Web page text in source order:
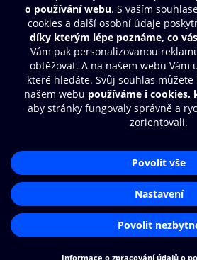
Moje O2 Knihovna
Další zábava
© O2 Czech Republic a.s.
Přístupnost
Zásady zpracování osobních údajů
Nastavení cookies
Aplikace
Čti a
audioknihy